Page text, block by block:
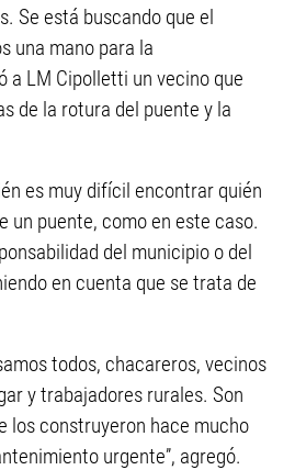
Se está buscando que el
una mano para la
a LM Cipolletti un vecino que
de la rotura del puente y la
es muy difícil encontrar quién
un puente, como en este caso.
del municipio o del
en cuenta que se trata de
todos, chacareros, vecinos
y trabajadores rurales. Son
los construyeron hace mucho
urgente”, agregó.